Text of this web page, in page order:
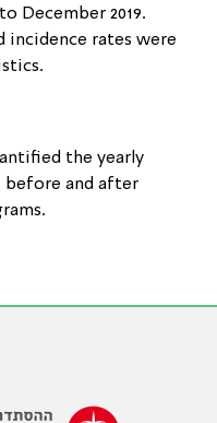
December 2019.
incidence rates were
the yearly
before and after